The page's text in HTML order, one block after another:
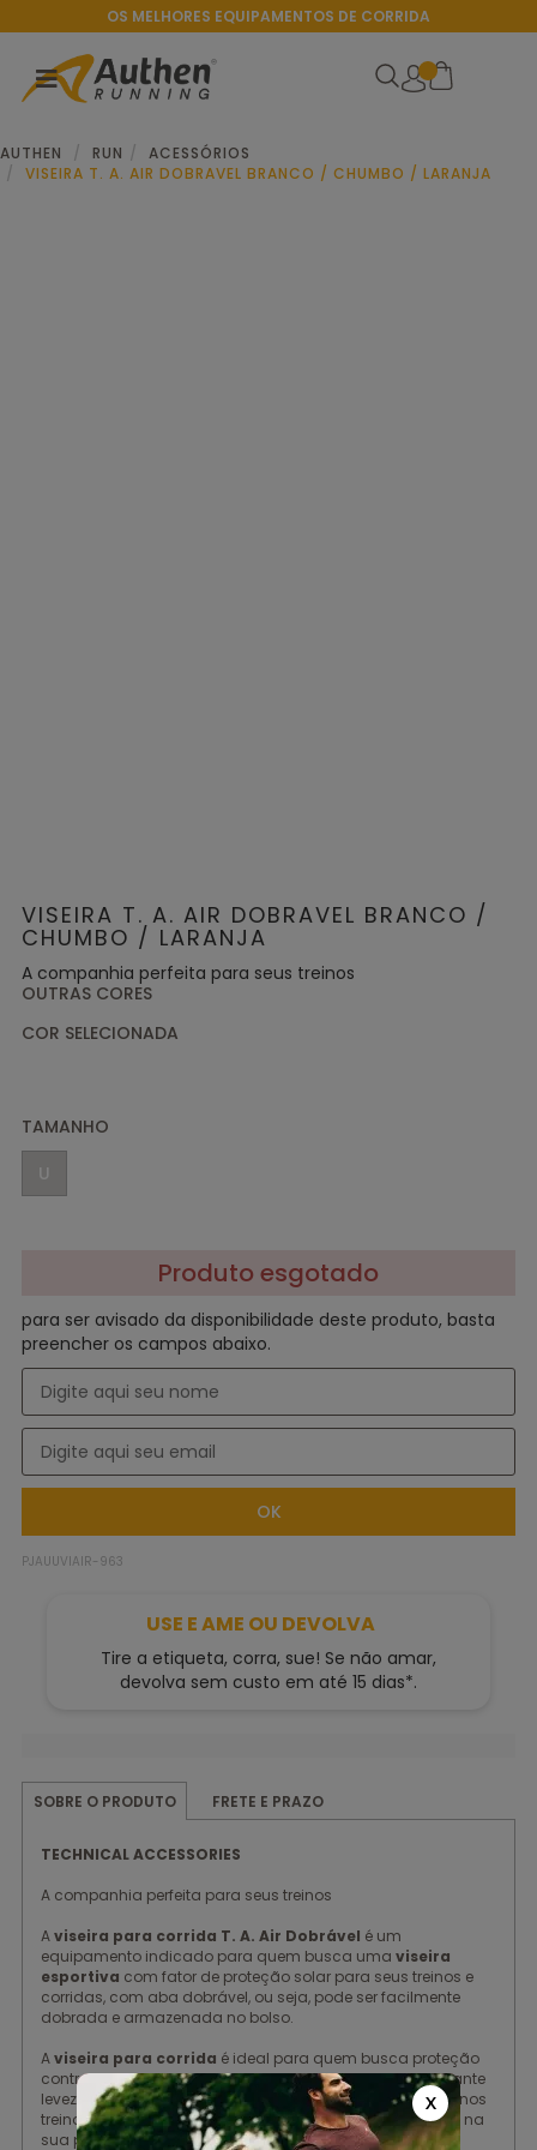
OS MELHORES EQUIPAMENTOS DE CORRIDA
AUTHEN RUN
ACESSÓRIOS
VISEIRA T. A. AIR DOBRAVEL BRANCO / CHUMBO / LARANJA
VISEIRA T. A. AIR DOBRAVEL BRANCO /
CHUMBO / LARANJA
A companhia perfeita para seus treinos
OUTRAS CORES
TAMANHO
U
para ser avisado da disponibilidade deste produto, basta
preencher os campos abaixo.
PJAUUVIAIR-963
USE E AME OU DEVOLVA
Tire a etiqueta, corra, sue! Se não amar,
devolva sem custo em até 15 dias*.
SOBRE O PRODUTO FRETE E PRAZO
TECHNICAL ACCESSORIES
A companhia perfeita para seus treinos
Aviseira para corrida T. A. Air Dobrável é um
equipamento indicado para quem busca uma viseira
esportiva com fator de proteção solar para seus treinos e
corridas, com aba dobrável, ou seja, pode ser facilmente
dobrada e armazenada no bolso.
Aviseira para corrida é ideal para quem busca proteção
contra o Sol sem abrir mão do conforto. Seu design garante
leveza e ventilação, mantendo a cabeça fresca mesmo nos
treinos mais intensos. Garanta a sua e mantenha o foco na
sua performance.
X